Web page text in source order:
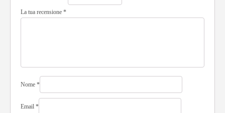
La tua recensione *
Nome *
Email *